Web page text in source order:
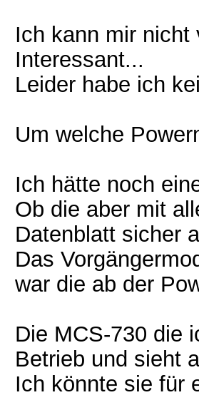
Ich kann mir nicht
Interessant...
Leider habe ich
Um welche
Ich hätte noch
Ob die aber mit
Datenblatt sicher
Das
war die ab der
Die MCS-730 die
Betrieb und sieht
Ich könnte sie für